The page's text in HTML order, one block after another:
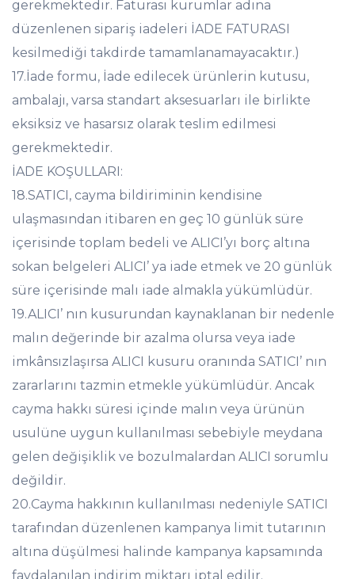
gerekmektedir. Faturası kurumlar adına
düzenlenen sipariş iadeleri İADE FATURASI
kesilmediği takdirde tamamlanamayacaktır.)
17.İade formu, İade edilecek ürünlerin kutusu,
ambalajı, varsa standart aksesuarları ile birlikte
eksiksiz ve hasarsız olarak teslim edilmesi
gerekmektedir.
İADE KOŞULLARI:
18.SATICI, cayma bildiriminin kendisine
ulaşmasından itibaren en geç 10 günlük süre
içerisinde toplam bedeli ve ALICI’yı borç altına
sokan belgeleri ALICI’ ya iade etmek ve 20 günlük
süre içerisinde malı iade almakla yükümlüdür.
19.ALICI’ nın kusurundan kaynaklanan bir nedenle
malın değerinde bir azalma olursa veya iade
imkânsızlaşırsa ALICI kusuru oranında SATICI’ nın
zararlarını tazmin etmekle yükümlüdür. Ancak
cayma hakkı süresi içinde malın veya ürünün
usulüne uygun kullanılması sebebiyle meydana
gelen değişiklik ve bozulmalardan ALICI sorumlu
değildir.
20.Cayma hakkının kullanılması nedeniyle SATICI
tarafından düzenlenen kampanya limit tutarının
altına düşülmesi halinde kampanya kapsamında
faydalanılan indirim miktarı iptal edilir.